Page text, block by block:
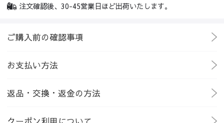
注文確認後、30-45営業日ほど出荷いたします。
ご購入前の確認事項
お支払い方法
返品・交換・返金の方法